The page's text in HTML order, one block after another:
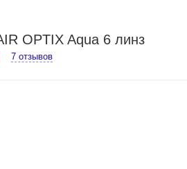
OPTIX Aqua 6 линз
7 отзывов